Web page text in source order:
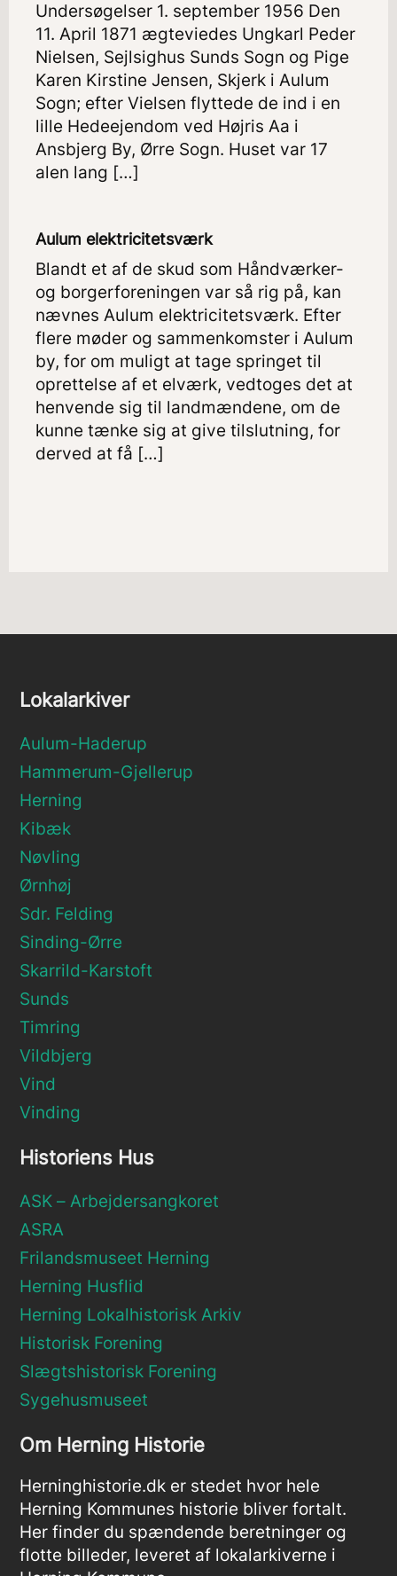
Undersøgelser 1. september 1956 Den
11. April 1871 ægteviedes Ungkarl Peder
Nielsen, Sejlsighus Sunds Sogn og Pige
Karen Kirstine Jensen, Skjerk i Aulum
Sogn; efter Vielsen flyttede de ind i en
lille Hedeejendom ved Højris Aa i
Ansbjerg By, Ørre Sogn. Huset var 17
alen lang […]
Aulum elektricitetsværk
Blandt et af de skud som Håndværker-
og borgerforeningen var så rig på, kan
nævnes Aulum elektricitetsværk. Efter
flere møder og sammenkomster i Aulum
by, for om muligt at tage springet til
oprettelse af et elværk, vedtoges det at
henvende sig til landmændene, om de
kunne tænke sig at give tilslutning, for
derved at få […]
Lokalarkiver
Aulum-Haderup
Hammerum-Gjellerup
Herning
Kibæk
Nøvling
Ørnhøj
Sdr. Felding
Sinding-Ørre
Skarrild-Karstoft
Sunds
Timring
Vildbjerg
Vind
Vinding
Historiens Hus
ASK – Arbejdersangkoret
ASRA
Frilandsmuseet Herning
Herning Husflid
Herning Lokalhistorisk Arkiv
Historisk Forening
Slægtshistorisk Forening
Sygehusmuseet
Om Herning Historie
Herninghistorie.dk er stedet hvor hele
Herning Kommunes historie bliver fortalt.
Her finder du spændende beretninger og
flotte billeder, leveret af lokalarkiverne i